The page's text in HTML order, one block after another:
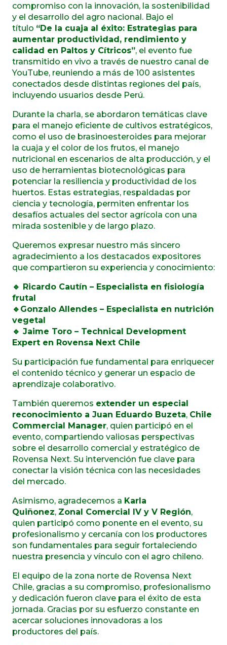
compromiso con la innovación, la sostenibilidad
y el desarrollo del agro nacional. Bajo el
título “De la cuaja al éxito: Estrategias para
aumentar productividad, rendimiento y
calidad en Paltos y Cítricos”, el evento fue
transmitido en vivo a través de nuestro canal de
YouTube, reuniendo a más de 100 asistentes
conectados desde distintas regiones del país,
incluyendo usuarios desde Perú.
Durante la charla, se abordaron temáticas clave
para el manejo eficiente de cultivos estratégicos,
como el uso de brasinoesteroides para mejorar
la cuaja y el color de los frutos, el manejo
nutricional en escenarios de alta producción, y el
uso de herramientas biotecnológicas para
potenciar la resiliencia y productividad de los
huertos. Estas estrategias, respaldadas por
ciencia y tecnología, permiten enfrentar los
desafíos actuales del sector agrícola con una
mirada sostenible y de largo plazo.
Queremos expresar nuestro más sincero
agradecimiento a los destacados expositores
que compartieron su experiencia y conocimiento:
🔹 Ricardo Cautín – Especialista en fisiología
frutal
🔹Gonzalo Allendes – Especialista en nutrición
vegetal
🔹 Jaime Toro – Technical Development
Expert en Rovensa Next Chile
Su participación fue fundamental para enriquecer
el contenido técnico y generar un espacio de
aprendizaje colaborativo.
También queremos extender un especial
reconocimiento a Juan Eduardo Buzeta, Chile
Commercial Manager, quien participó en el
evento, compartiendo valiosas perspectivas
sobre el desarrollo comercial y estratégico de
Rovensa Next. Su intervención fue clave para
conectar la visión técnica con las necesidades
del mercado.
Asimismo, agradecemos a Karla
Quiñonez, Zonal Comercial IV y V Región,
quien participó como ponente en el evento, su
profesionalismo y cercanía con los productores
son fundamentales para seguir fortaleciendo
nuestra presencia y vínculo con el agro chileno.
El equipo de la zona norte de Rovensa Next
Chile, gracias a su compromiso, profesionalismo
y dedicación fueron clave para el éxito de esta
jornada. Gracias por su esfuerzo constante en
acercar soluciones innovadoras a los
productores del país.